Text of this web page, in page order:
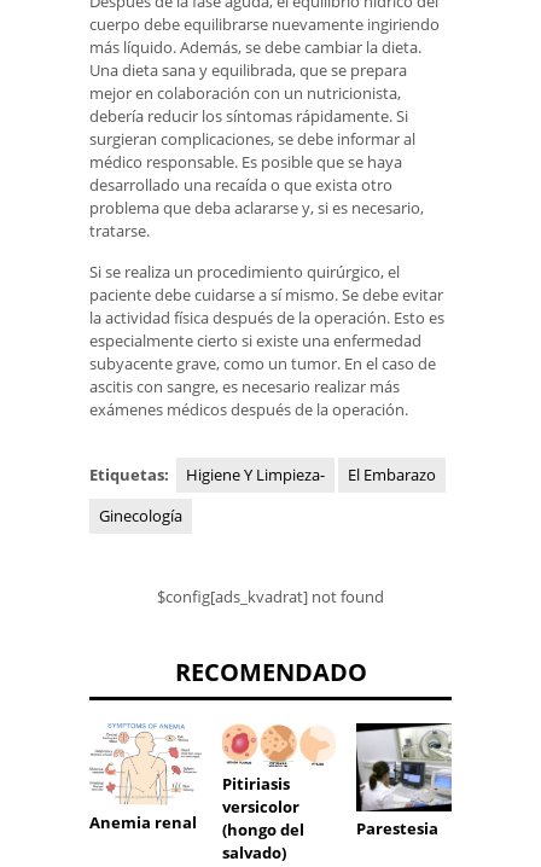
cuerpo debe equilibrarse nuevamente ingiriendo
más líquido. Además, se debe cambiar la dieta.
Una dieta sana y equilibrada, que se prepara
mejor en colaboración con un nutricionista,
debería reducir los síntomas rápidamente. Si
surgieran complicaciones, se debe informar al
médico responsable. Es posible que se haya
desarrollado una recaída o que exista otro
problema que deba aclararse y, si es necesario,
tratarse.
Si se realiza un procedimiento quirúrgico, el
paciente debe cuidarse a sí mismo. Se debe evitar
la actividad física después de la operación. Esto es
especialmente cierto si existe una enfermedad
subyacente grave, como un tumor. En el caso de
ascitis con sangre, es necesario realizar más
exámenes médicos después de la operación.
Etiquetas: Higiene Y Limpieza-
El Embarazo
Ginecología
$config[ads_kvadrat] not found
RECOMENDADO
Anemia renal
Pitiriasis
versicolor
(hongo del
salvado)
Parestesia